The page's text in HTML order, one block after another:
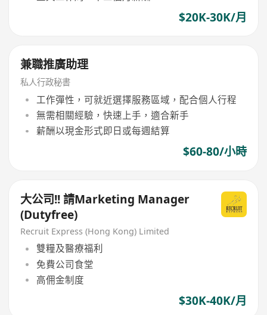
$20K-30K/月
兼職推廣助理
私人行政秘書
工作彈性，可就近選擇服務區域，配合個人行程
無需相關經驗，快速上手，適合新手
薪酬以現金形式即日或每週結算
$60-80/小時
大公司!! 請Marketing Manager
(Dutyfree)
Recruit Express (Hong Kong) Limited
雙糧及醫療福利
免費公司食堂
高佣金制度
$30K-40K/月